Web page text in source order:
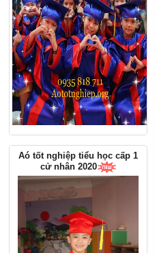
Aó tốt nghiệp tiểu học cấp 1
cử nhân 2020